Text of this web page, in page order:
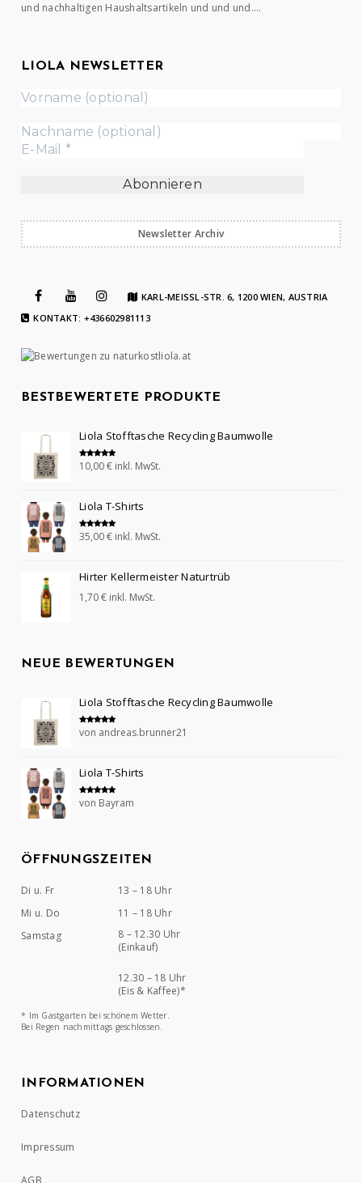
und nachhaltigen Haushaltsartikeln und und und….
LIOLA NEWSLETTER
Newsletter Archiv
KARL-MEISSL-STR. 6, 1200 WIEN, AUSTRIA
KONTAKT: +436602981113
BESTBEWERTETE PRODUKTE
Liola Stofftasche Recycling Baumwolle
Bewertet mit
5.00
10,00€ inkl. MwSt.
Liola T-Shirts
Bewertet mit
5.00
35,00€ inkl. MwSt.
Hirter Kellermeister Naturtrüb
1,70€ inkl. MwSt.
NEUE BEWERTUNGEN
Liola Stofftasche Recycling Baumwolle
Bewertet mit
von andreas.brunner21
Liola T-Shirts
Bewertet mit
von Bayram
ÖFFNUNGSZEITEN
Di u. Fr
13 – 18 Uhr
Mi u. Do
11 – 18 Uhr
Samstag
8 – 12.30 Uhr
(Einkauf)
12.30 – 18 Uhr
(Eis & Kaffee)*
* Im Gastgarten bei schönem Wetter.
Bei Regen nachmittags geschlossen.
INFORMATIONEN
Datenschutz
Impressum